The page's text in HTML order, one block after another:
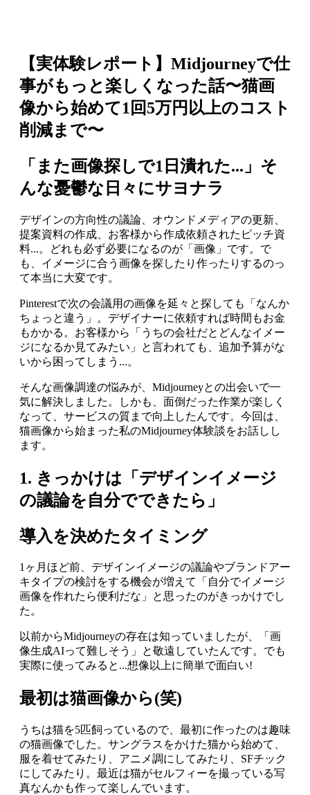
【実体験レポート】Midjourneyで仕
事がもっと楽しくなった話〜猫画
像から始めて1回5万円以上のコスト
削減まで〜
「また画像探しで1日潰れた...」そ
んな憂鬱な日々にサヨナラ
デザインの方向性の議論、オウンドメディアの更新、
提案資料の作成、お客様から作成依頼されたピッチ資
料...。どれも必ず必要になるのが「画像」です。で
も、イメージに合う画像を探したり作ったりするのっ
て本当に大変です。
Pinterestで次の会議用の画像を延々と探しても「なんか
ちょっと違う」。デザイナーに依頼すれば時間もお金
もかかる。お客様から「うちの会社だとどんなイメー
ジになるか見てみたい」と言われても、追加予算がな
いから困ってしまう...。
そんな画像調達の悩みが、Midjourneyとの出会いで一
気に解決しました。しかも、面倒だった作業が楽しく
なって、サービスの質まで向上したんです。今回は、
猫画像から始まった私のMidjourney体験談をお話しし
ます。
1. きっかけは「デザインイメージ
の議論を自分でできたら」
導入を決めたタイミング
1ヶ月ほど前、デザインイメージの議論やブランドアー
キタイプの検討をする機会が増えて「自分でイメージ
画像を作れたら便利だな」と思ったのがきっかけでし
た。
以前からMidjourneyの存在は知っていましたが、「画
像生成AIって難しそう」と敬遠していたんです。でも
実際に使ってみると...想像以上に簡単で面白い!
最初は猫画像から(笑)
うちは猫を5匹飼っているので、最初に作ったのは趣味
の猫画像でした。サングラスをかけた猫から始めて、
服を着せてみたり、アニメ調にしてみたり、SFチック
にしてみたり。最近は猫がセルフィーを撮っている写
真なんかも作って楽しんでいます。